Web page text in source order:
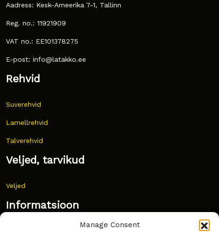
Manage Consent
Aadress: Kesk-Ameerika 7-1, Tallinn
Reg. no.: 11921909
VAT no.: EE101378275
E-post: info@latakko.ee
Rehvid
Suverehvid
Lamellrehvid
Talverehvid
Veljed, tarvikud
Veljed
Informatsioon